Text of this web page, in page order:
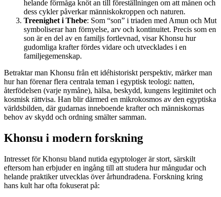
helande förmåga knöt an till föreställningen om att månen och
dess cykler påverkar människokroppen och naturen.
Treenighet i Thebe: Som “son” i triaden med Amun och Mut
symboliserar han förnyelse, arv och kontinuitet. Precis som en
son är en del av en familjs fortlevnad, visar Khonsu hur
gudomliga krafter fördes vidare och utvecklades i en
familjegemenskap.
Betraktar man Khonsu från ett idéhistoriskt perspektiv, märker man
hur han förenar flera centrala teman i egyptisk teologi: natten,
återfödelsen (varje nymåne), hälsa, beskydd, kungens legitimitet och
kosmisk rättvisa. Han blir därmed en mikrokosmos av den egyptiska
världsbilden, där gudarnas inneboende krafter och människornas
behov av skydd och ordning smälter samman.
Khonsu i modern forskning
Intresset för Khonsu bland nutida egyptologer är stort, särskilt
eftersom han erbjuder en ingång till att studera hur mångudar och
helande praktiker utvecklas över århundradena. Forskning kring
hans kult har ofta fokuserat på: